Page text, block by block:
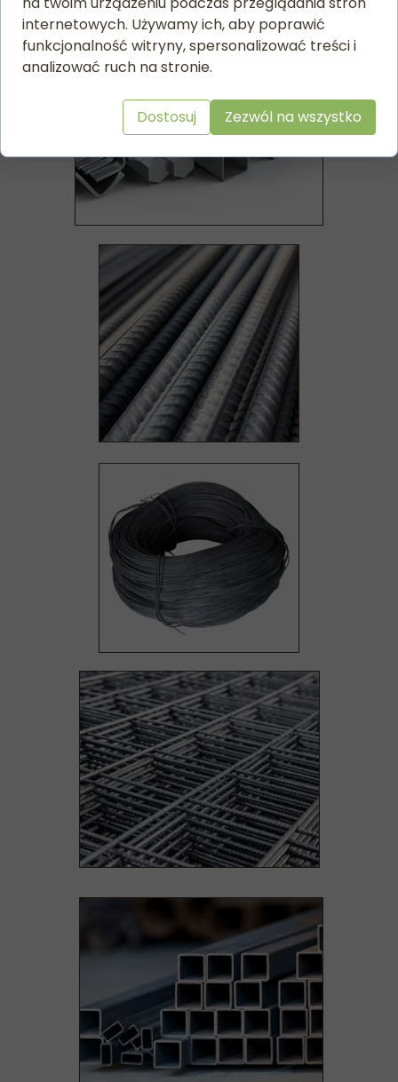
internetowych. Używamy ich, aby poprawić
funkcjonalność witryny, spersonalizować treści i
analizować ruch na stronie.
Dostosuj Zezwól na wszystko